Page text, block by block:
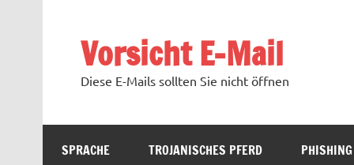
Vorsicht E-Mail
Diese E-Mails sollten Sie nicht öffnen
SPRACHE TROJANISCHES PFERD PHISHING